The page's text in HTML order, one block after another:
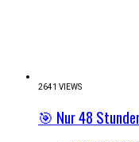
2641 VIEWS
🎯 Nur 48